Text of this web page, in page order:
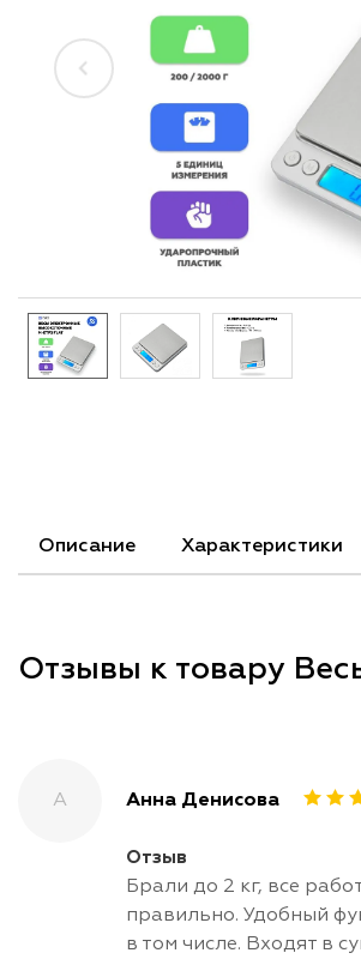
Описание Характеристики
Отзывы к товару
А Анна Денисова
Отзыв
Брали до 2 кг, все
правильно. Удобный
в том числе. Входят в